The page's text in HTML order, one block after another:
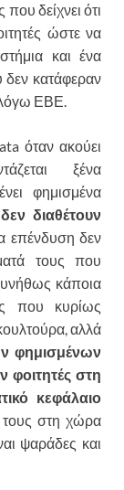
που δείχνει ότι
ώστε να
και ένα
δεν κατάφεραν
λόγω ΕΒΕ.
όταν ακούει
ξένα
φημισμένα
δεν διαθέτουν
επένδυση δεν
τους που
κάποια
που κυρίως
αλλά
φημισμένων
φοιτητές στη
κεφάλαιο
στη χώρα
ψαράδες και